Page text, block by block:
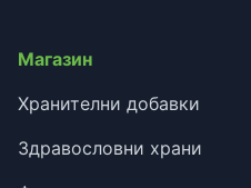
Магазин
Хранителни добавки
Здравословни храни